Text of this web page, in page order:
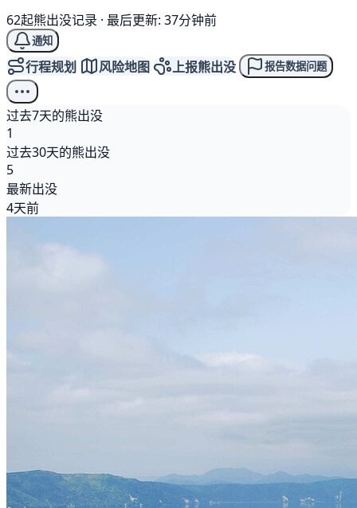
62起熊出没记录 · 最后更新: 37分钟前
通知
行程规划 风险地图 上报熊出没 报告数据问题
过去7天的熊出没
1
过去30天的熊出没
5
最新出没
4天前